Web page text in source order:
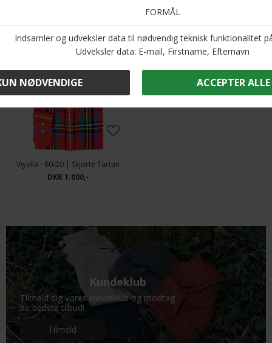
Andre købte også
Viyella - 80/20 | Skjorte Tartan
DKK 1.000,-
Kundeklub
Tilmeld dig vores kundeklub og modtag
de bedste tilbud!
Tilmeld